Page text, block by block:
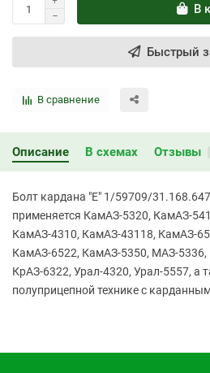
В
Быстрый
В сравнение
Описание В схемах Отзывы
Болт кардана "Е" 1/59709/
применяется КамАЗ-5320, КамАЗ-
КамАЗ-4310, КамАЗ-43118, КамАЗ-
КамАЗ-6522, КамАЗ-5350, МАЗ-
КрАЗ-6322, Урал-4320, Урал-5557, а
полуприцепной технике с